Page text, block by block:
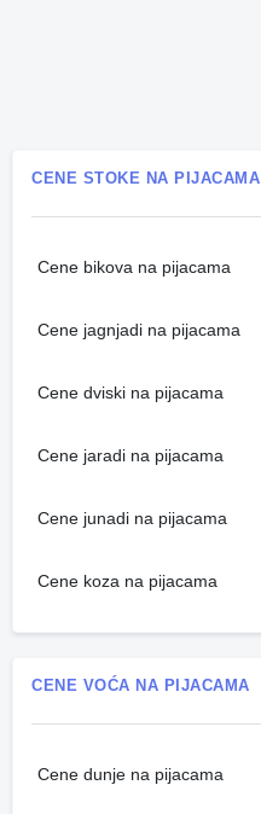
CENE STOKE NA PIJACAMA
Cene bikova na pijacama
Cene jagnjadi na pijacama
Cene dviski na pijacama
Cene jaradi na pijacama
Cene junadi na pijacama
Cene koza na pijacama
CENE VOĆA NA PIJACAMA
Cene dunje na pijacama